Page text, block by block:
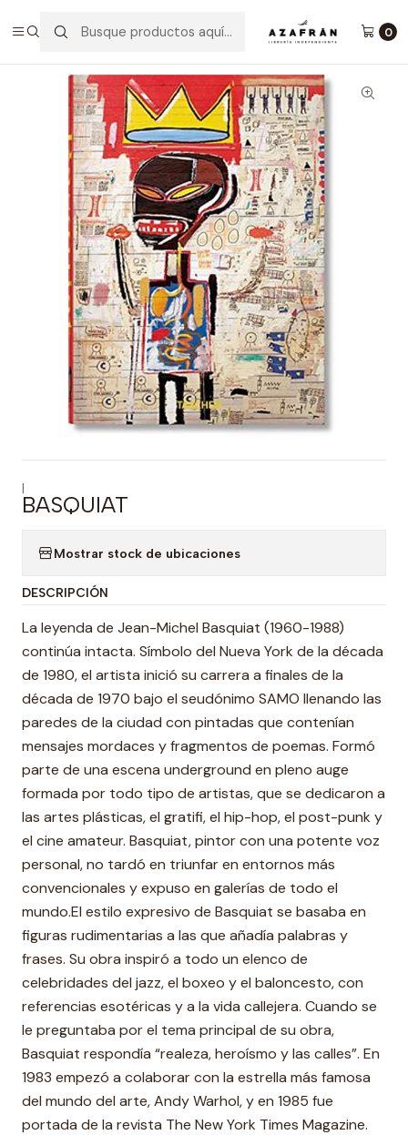
0
Basquiat
|
BASQUIAT
Mostrar stock de ubicaciones
DESCRIPCIÓN
La leyenda de Jean-Michel Basquiat (1960-1988)
continúa intacta. Símbolo del Nueva York de la década
de 1980, el artista inició su carrera a finales de la
década de 1970 bajo el seudónimo SAMO llenando las
paredes de la ciudad con pintadas que contenían
mensajes mordaces y fragmentos de poemas. Formó
parte de una escena underground en pleno auge
formada por todo tipo de artistas, que se dedicaron a
las artes plásticas, el gratifi, el hip-hop, el post-punk y
el cine amateur. Basquiat, pintor con una potente voz
personal, no tardó en triunfar en entornos más
convencionales y expuso en galerías de todo el
mundo.El estilo expresivo de Basquiat se basaba en
figuras rudimentarias a las que añadía palabras y
frases. Su obra inspiró a todo un elenco de
celebridades del jazz, el boxeo y el baloncesto, con
referencias esotéricas y a la vida callejera. Cuando se
le preguntaba por el tema principal de su obra,
Basquiat respondía “realeza, heroísmo y las calles”. En
1983 empezó a colaborar con la estrella más famosa
del mundo del arte, Andy Warhol, y en 1985 fue
portada de la revista The New York Times Magazine.